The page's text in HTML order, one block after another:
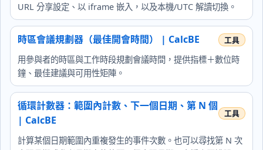
URL 分享設定、以 iframe 嵌入，以及本機/UTC 解讀切換。
時區會議規劃器（最佳開會時間） | CalcBE
用參與者的時區與工作時段規劃會議時間，提供指標＋數位時
鐘、最佳建議與可用性矩陣。
循環計數器：範圍內計數、下一個日期、第 N 個
| CalcBE
計算某個日期範圍內重複發生的事件次數。也可以尋找第 N 次